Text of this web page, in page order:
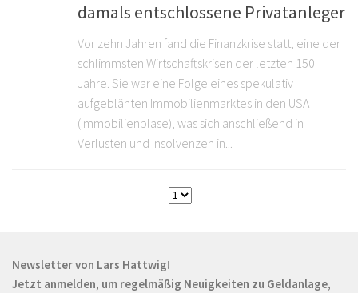
damals entschlossene Privatanleger
Vor zehn Jahren fand die Finanzkrise statt, eine der
schlimmsten Wirtschaftskrisen der letzten 150
Jahre. Sie war eine Folge eines spekulativ
aufgeblähten Immobilienmarktes in den USA
(Immobilienblase), was sich anschließend in
Verlusten und Insolvenzen in...
Newsletter von Lars Hattwig!
Jetzt anmelden, um regelmäßig Neuigkeiten zu Geldanlage,